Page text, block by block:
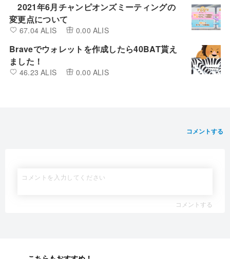
2021年6月チャンピオンズミーティングの
変更点について
67.04 ALIS 0.00 ALIS
Braveでウォレットを作成したら40BAT貰え
ました！
46.23 ALIS 0.00 ALIS
コメントする
コメントする